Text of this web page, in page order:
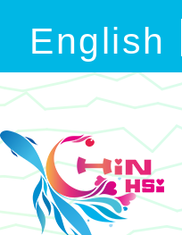
English